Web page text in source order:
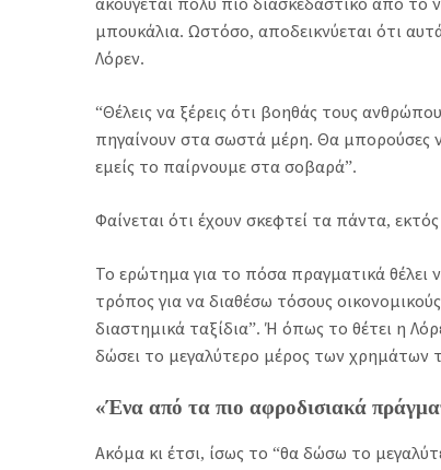
μπουκάλια. Ωστόσο, αποδεικνύεται ότι
Λόρεν.
“Θέλεις να ξέρεις ότι βοηθάς τους
πηγαίνουν στα σωστά μέρη. Θα μπορούσες
εμείς το παίρνουμε στα σοβαρά”.
Φαίνεται ότι έχουν σκεφτεί τα πάντα,
Το ερώτημα για το πόσα πραγματικά θέλει
τρόπος για να διαθέσω τόσους
διαστημικά ταξίδια”. Ή όπως το θέτει η
δώσει το μεγαλύτερο μέρος των χρημάτων
«Ένα από τα πιο αφροδισιακά
Ακόμα κι έτσι, ίσως το “θα δώσω το